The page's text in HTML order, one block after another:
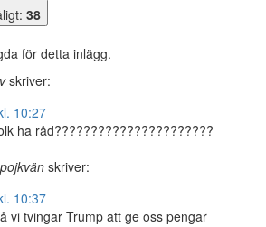
38
för detta inlägg.
skriver:
10:27
ha råd??????????????????????
skriver:
10:37
vi tvingar Trump att ge oss pengar